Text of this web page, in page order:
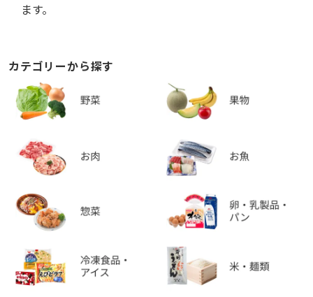
ます。
カテゴリーから探す